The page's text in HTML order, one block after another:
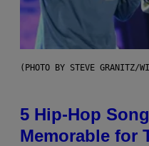
(PHOTO BY STEVE GRANITZ/
5 Hip-Hop
Memorable for